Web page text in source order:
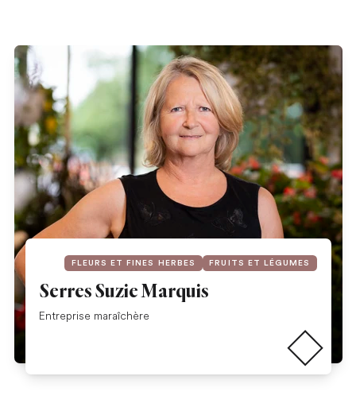
FLEURS ET FINES HERBES FRUITS ET LÉGUMES
Serres Suzie Marquis
Entreprise maraîchère Lire la suite